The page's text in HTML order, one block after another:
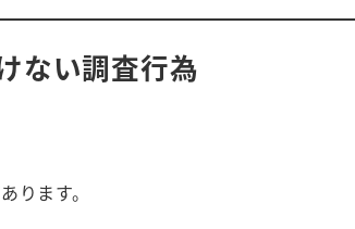
ない調査行為
ります。